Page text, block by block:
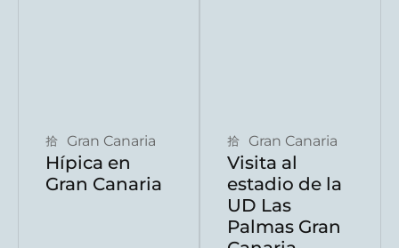
Gran Canaria
Hípica en
Gran Canaria
Gran Canaria
Visita al
estadio de la
UD Las
Palmas Gran